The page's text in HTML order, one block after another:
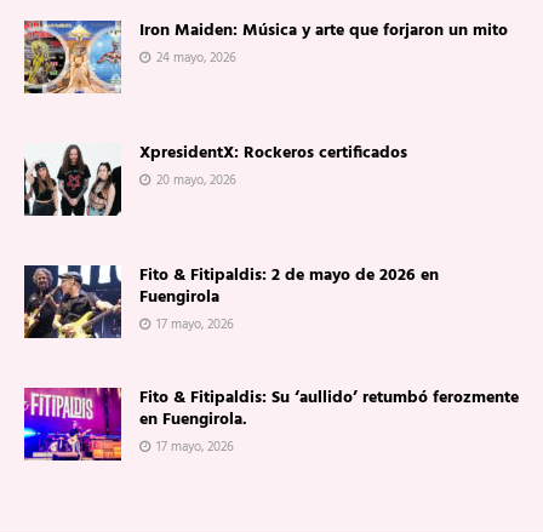
Iron Maiden: Música y arte que forjaron un mito
24 mayo, 2026
XpresidentX: Rockeros certificados
20 mayo, 2026
Fito & Fitipaldis: 2 de mayo de 2026 en
Fuengirola
17 mayo, 2026
Fito & Fitipaldis: Su ‘aullido’ retumbó ferozmente
en Fuengirola.
17 mayo, 2026